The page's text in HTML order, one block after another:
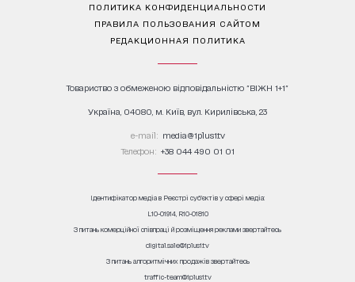
ПОЛИТИКА КОНФИДЕНЦИАЛЬНОСТИ
ПРАВИЛА ПОЛЬЗОВАНИЯ САЙТОМ
РЕДАКЦИОННАЯ ПОЛИТИКА
Товариство з обмеженою відповідальністю "ВІЖН 1+1"
Україна, 04080, м. Київ, вул. Кирилівська, 23
е-mail: media@1plus1.tv
Телефон: +38 044 490 01 01
Ідентифікатор медіа в Реєстрі суб’єктів у сфері медіа:
L10-01914, R10-01810
З питань комерційної співпраці й розміщення реклами звертайтесь
digital.sale@1plus1.tv
З питань алгоритмічних продажів звертайтесь
traffic-team@1plus1.tv